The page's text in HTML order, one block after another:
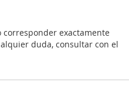
corresponder exactamente
duda, consultar con el